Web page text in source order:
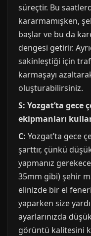
süreçtir. Bu
kararmamışken,
başlar ve bu da
dengesi getirir.
sakinleştiği için
karmaşayı
oluşturabilirsiniz.
S: Yozgat’ta
ekipmanları
C: Yozgat’ta gece
şarttır, çünkü
yapmanız
35mm gibi) şehir
elinizde bir el
yaparken size
ayarlarınızda
görüntü kalitesini